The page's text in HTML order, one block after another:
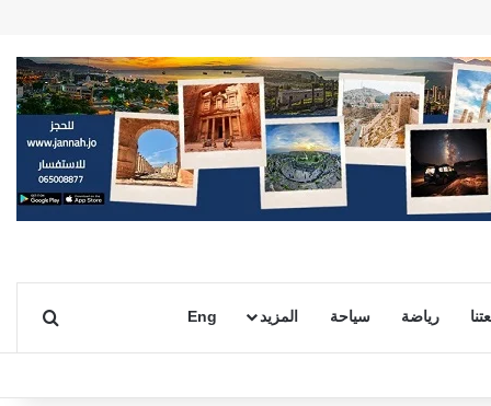
رياضة سياحة المزيد Eng بحث